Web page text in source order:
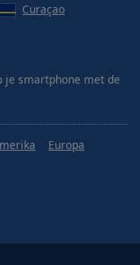
Curaçao
je smartphone met de
Europa